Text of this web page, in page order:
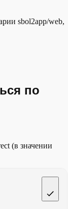
sbol2app/web,
по
(в значении